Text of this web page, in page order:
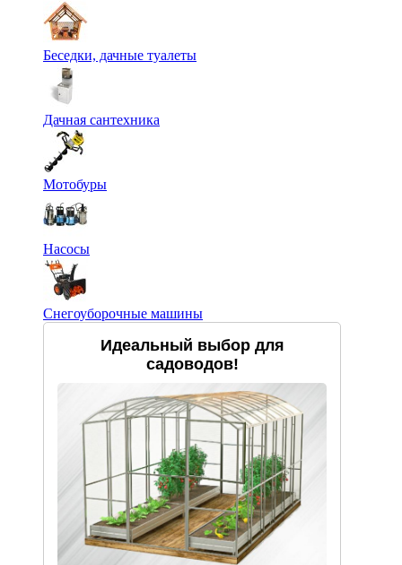
Беседки, дачные туалеты
Дачная сантехника
Мотобуры
Насосы
Снегоуборочные машины
Идеальный выбор для
садоводов!